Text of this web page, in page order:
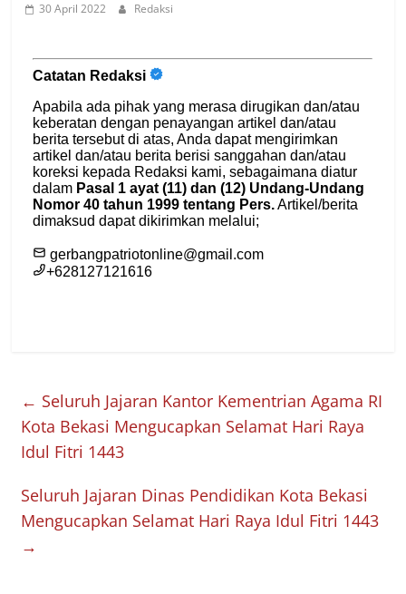
30 April 2022 Redaksi
← Seluruh Jajaran Kantor Kementrian Agama RI
Kota Bekasi Mengucapkan Selamat Hari Raya
Idul Fitri 1443
Seluruh Jajaran Dinas Pendidikan Kota Bekasi
Mengucapkan Selamat Hari Raya Idul Fitri 1443
→